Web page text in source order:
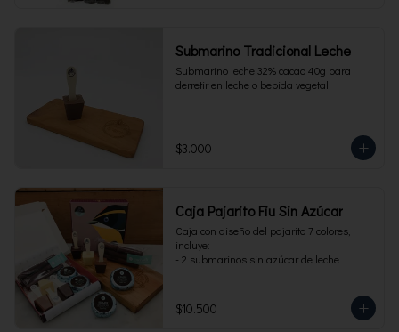
Submarino Tradicional Leche
Submarino leche 32% cacao 40g para
derretir en leche o bebida vegetal
$3.000
Caja Pajarito Fiu Sin Azúcar
Caja con diseño del pajarito 7 colores,
incluye:
- 2 submarinos sin azúcar de leche
$10.500